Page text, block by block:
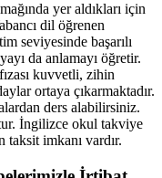
yer aldıkları için
dil öğrenen
seviyesinde başarılı
da anlamayı öğretir.
kuvvetli, zihin
ortaya çıkarmaktadır.
ders alabilirsiniz.
İngilizce okul takviye
imkanı vardır.